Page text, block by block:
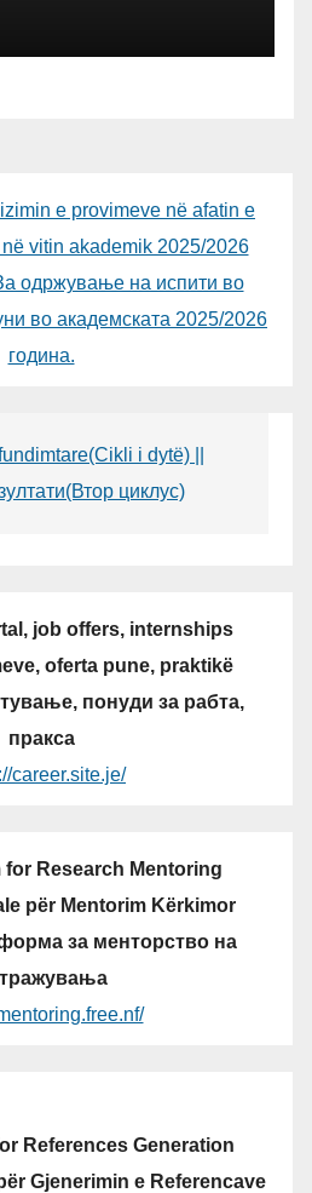
ОД
SUBÜ ОД
e provimeve në afatin e
vitin akademik 2025/2026
на испити во
во академската 2025/2026
година.
i dytë) ||
циклус)
job offers, internships
oferta pune, praktikë
понуди за рабта,
пракса
career.site.je/
for Research Mentoring
për Mentorim Kërkimor
за менторство на
References Generation
Gjenerimin e Referencave